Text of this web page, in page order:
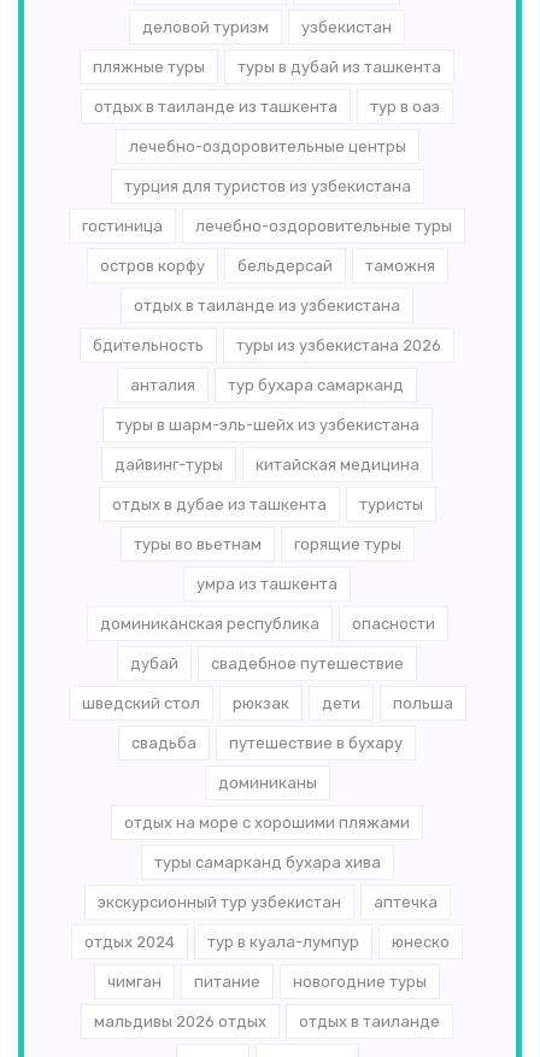
деловой туризм узбекистан
пляжные туры туры в дубай из ташкента
отдых в таиланде из ташкента тур в оаэ
лечебно-оздоровительные центры
турция для туристов из узбекистана
гостиница лечебно-оздоровительные туры
остров корфу бельдерсай таможня
отдых в таиланде из узбекистана
бдительность туры из узбекистана 2026
анталия тур бухара самарканд
туры в шарм-эль-шейх из узбекистана
дайвинг-туры китайская медицина
отдых в дубае из ташкента туристы
туры во вьетнам горящие туры
умра из ташкента
доминиканская республика опасности
дубай свадебное путешествие
шведский стол рюкзак дети польша
свадьба путешествие в бухару
доминиканы
отдых на море с хорошими пляжами
туры самарканд бухара хива
экскурсионный тур узбекистан аптечка
отдых 2024 тур в куала-лумпур юнеско
чимган питание новогодние туры
мальдивы 2026 отдых отдых в таиланде